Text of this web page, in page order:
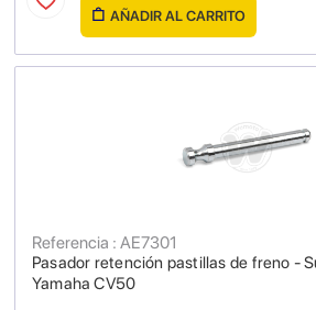
AÑADIR AL CARRITO
Pasador retención pastillas de freno -
Yamaha CV50
Referencia : AE7301